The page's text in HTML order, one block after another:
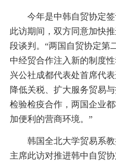
今年是中韩自贸协定
此访期间，双方同意加快
段谈判。“两国自贸协定第
中经贸合作注入新的制度
兴公社成都代表处首席代
降低关税、扩大服务贸易
检验检疫合作，两国企业
加便利的营商环境。”
韩国全北大学贸易系
主席此访对推进韩中自贸